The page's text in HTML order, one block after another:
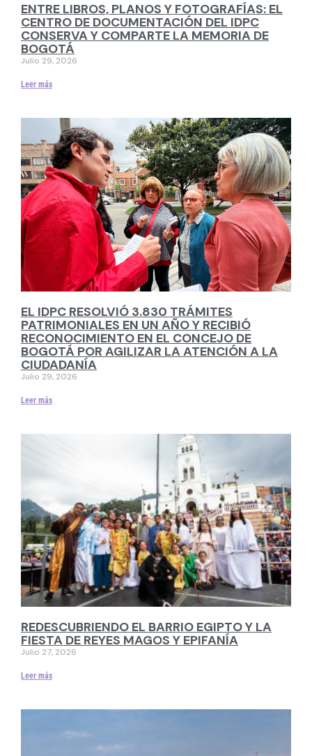
ENTRE LIBROS, PLANOS Y FOTOGRAFÍAS: EL
CENTRO DE DOCUMENTACIÓN DEL IDPC
CONSERVA Y COMPARTE LA MEMORIA DE
BOGOTÁ
Julio 29, 2026
Leer más
EL IDPC RESOLVIÓ 3.830 TRÁMITES
PATRIMONIALES EN UN AÑO Y RECIBIÓ
RECONOCIMIENTO EN EL CONCEJO DE
BOGOTÁ POR AGILIZAR LA ATENCIÓN A LA
CIUDADANÍA
Julio 29, 2026
Leer más
REDESCUBRIENDO EL BARRIO EGIPTO Y LA
FIESTA DE REYES MAGOS Y EPIFANÍA
Julio 27, 2026
Leer más